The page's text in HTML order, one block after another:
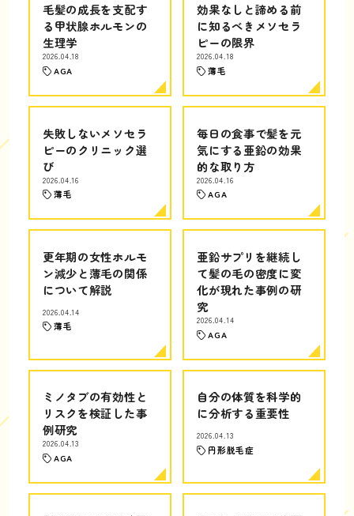
毛髪の成長を支配す
る甲状腺ホルモンの
生理学
2026.04.18
AGA
効果なしと諦める前
に知るべきメソセラ
ピーの限界
2026.04.18
薄毛
失敗しないメソセラ
ピーのクリニック選
び
2026.04.16
薄毛
毎日の食事で髪を元
気にする亜鉛の効果
的な取り方
2026.04.16
AGA
更年期の女性ホルモ
ン減少と薄毛の関係
について解説
2026.04.14
薄毛
亜鉛サプリを継続し
て髪の毛の密度に変
化が現れた事例の研
究
2026.04.14
AGA
ミノタブの有効性と
リスクを検証した事
例研究
2026.04.13
AGA
自分の体質を科学的
に分析する重要性
2026.04.13
円形脱毛症